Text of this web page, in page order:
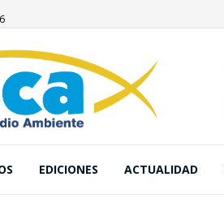
EDICIONES ACTUALIDAD